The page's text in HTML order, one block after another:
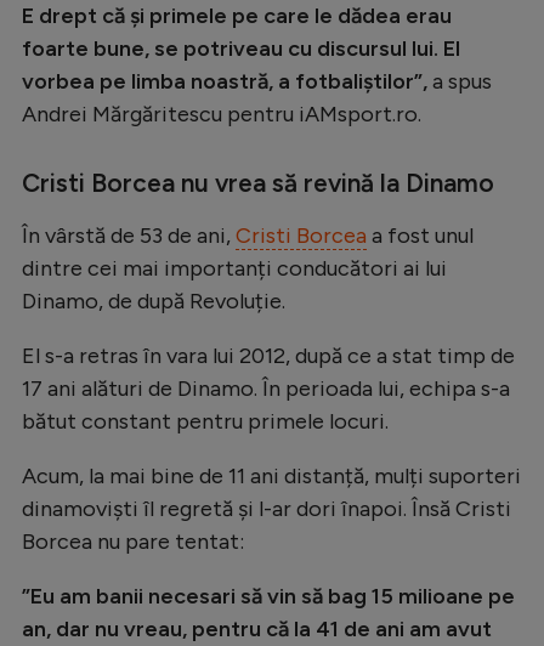
E drept că și primele pe care le dădea erau
foarte bune, se potriveau cu discursul lui. El
vorbea pe limba noastră, a fotbaliștilor”,a spus
Andrei Mărgăritescu pentru iAMsport.ro.
Cristi Borcea nu vrea să revină la Dinamo
În vârstă de 53 de ani, Cristi Borcea a fost unul
dintre cei mai importanți conducători ai lui
Dinamo, de după Revoluție.
El s-a retras în vara lui 2012, după ce a stat timp de
17 ani alături de Dinamo. În perioada lui, echipa s-a
bătut constant pentru primele locuri.
Acum, la mai bine de 11 ani distanță, mulți suporteri
dinamoviști îl regretă și l-ar dori înapoi. Însă Cristi
Borcea nu pare tentat:
”Eu am banii necesari să vin să bag 15 milioane pe
an, dar nu vreau, pentru că la 41 de ani am avut